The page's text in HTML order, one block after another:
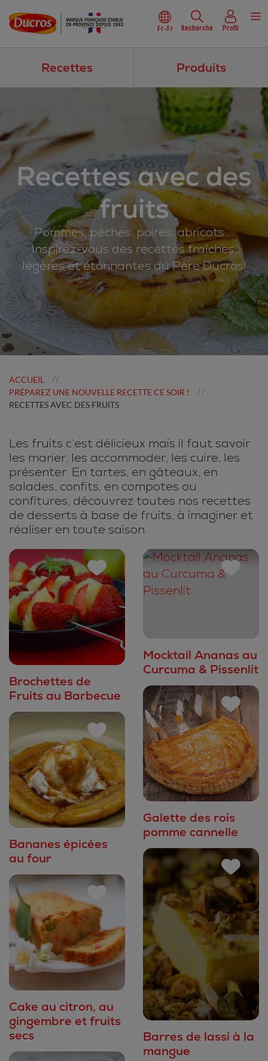
Fr-Fr Recherche Profil
Recettes Produits
Recettes avec des
fruits
Pommes, pêches, poires, abricots….
Inspirez-vous des recettes fraîches,
légères et étonnantes du Père Ducros!
ACCUEIL //
PRÉPAREZ UNE NOUVELLE RECETTE CE SOIR ! //
RECETTES AVEC DES FRUITS
Les fruits c’est délicieux mais il faut savoir
les marier, les accommoder, les cuire, les
présenter. En tartes, en gâteaux, en
salades, confits, en compotes ou
confitures, découvrez toutes nos recettes
de desserts à base de fruits, à imaginer et
réaliser en toute saison.
Brochettes de
Fruits au Barbecue
Mocktail Ananas au
Curcuma & Pissenlit
Galette des rois
pomme cannelle
Bananes épicées
au four
Barres de lassi à la
mangue
Cake au citron, au
gingembre et fruits
secs